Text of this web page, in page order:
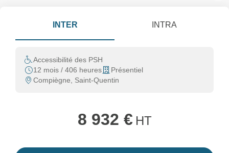
INTER INTRA
Accessibilité des PSH
12 mois / 406 heures
Présentiel
Compiègne, Saint-Quentin
8 932 € HT